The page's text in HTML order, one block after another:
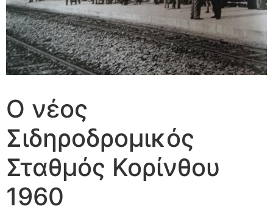
Ο νέος
Σιδηροδρομικός
Σταθμός Κορίνθου
1960